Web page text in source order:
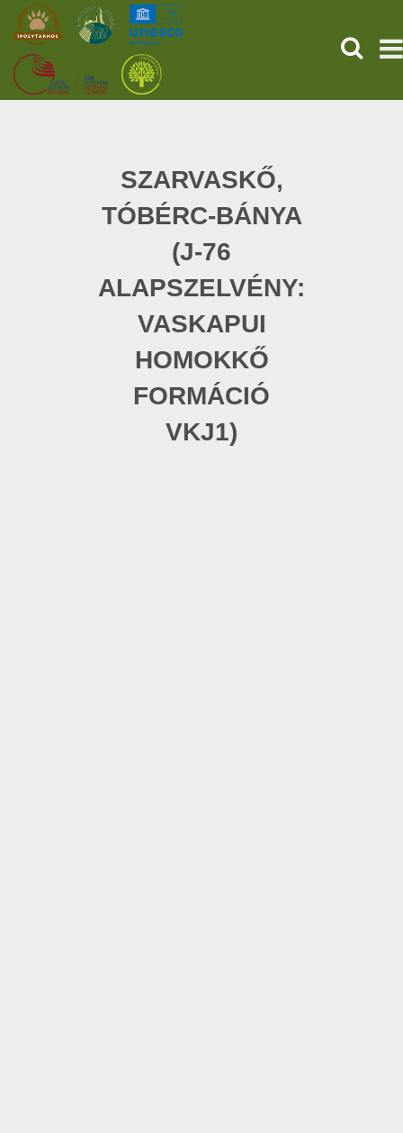
ONLINE NÁKUP LÍSTKOV
HĽADAŤ
SZARVASKŐ,
TÓBÉRC-BÁNYA
(J-76
ALAPSZELVÉNY:
VASKAPUI
HOMOKKŐ
FORMÁCIÓ
VKJ1)